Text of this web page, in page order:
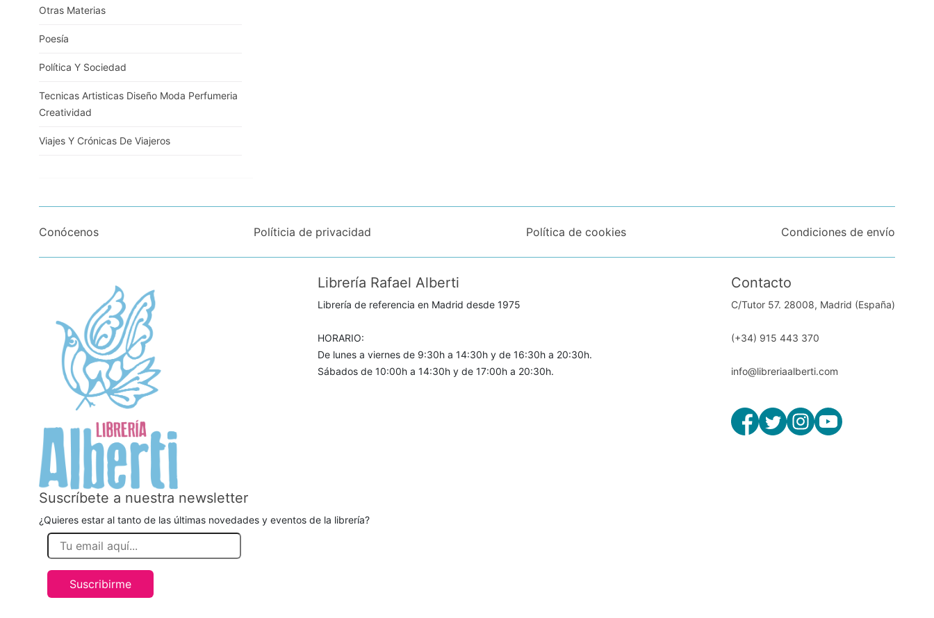
Otras Materias
Poesía
Política Y Sociedad
Tecnicas Artisticas Diseño Moda Perfumeria
Creatividad
Viajes Y Crónicas De Viajeros
Conócenos Políticia de privacidad Política de cookies Condiciones de envío
Librería Rafael Alberti
Librería de referencia en Madrid desde 1975
HORARIO:
De lunes a viernes de 9:30h a 14:30h y de 16:30h a 20:30h.
Sábados de 10:00h a 14:30h y de 17:00h a 20:30h.
Contacto
C/Tutor 57. 28008, Madrid (España)
(+34) 915 443 370
info@libreriaalberti.com
Suscríbete a nuestra newsletter
¿Quieres estar al tanto de las últimas novedades y eventos de la librería?
Suscribirme